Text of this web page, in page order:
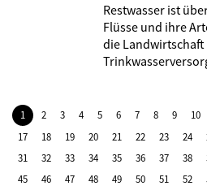
Restwasser ist
Flüsse und ihre
die
1 2 3 4 5 6 7 8 9 10
17
18 19 20 21 22 23 24
31
32 33 34 35 36 37 38
45
46 47 48 49 50 51 52